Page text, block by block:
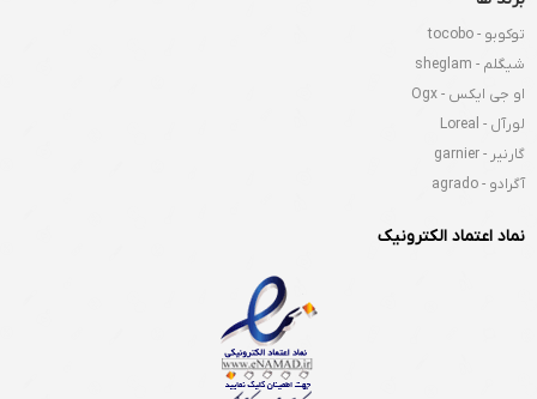
توکوبو - tocobo
شیگلم - sheglam
او جی ایکس - Ogx
لورآل - Loreal
گارنیر - garnier
آگرادو - agrado
نماد اعتماد الکترونیک